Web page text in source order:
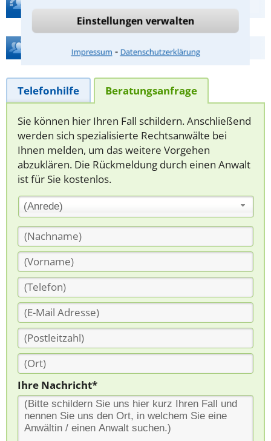
Einstellungen verwalten
Impressum ⁃ Datenschutzerklärung
Hilfe bei Ihrer Anwaltsuche?
Telefonhilfe Beratungsanfrage
Sie können hier Ihren Fall schildern. Anschließend
werden sich spezialisierte Rechtsanwälte bei
Ihnen melden, um das weitere Vorgehen
abzuklären. Die Rückmeldung durch einen Anwalt
ist für Sie kostenlos.
(Anrede)
Ihre Nachricht*